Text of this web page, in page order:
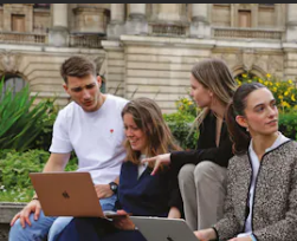
Responsable communication ;
Directeur de la communication.
Ces évolutions s’orientent
stratégiques, centrées sur la gestion
des prises de parole.
Fiche